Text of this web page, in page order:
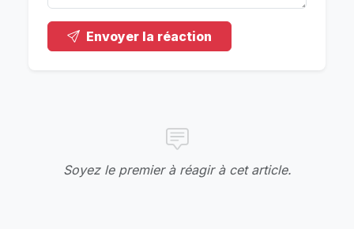
Envoyer la réaction
Soyez le premier à réagir à cet article.